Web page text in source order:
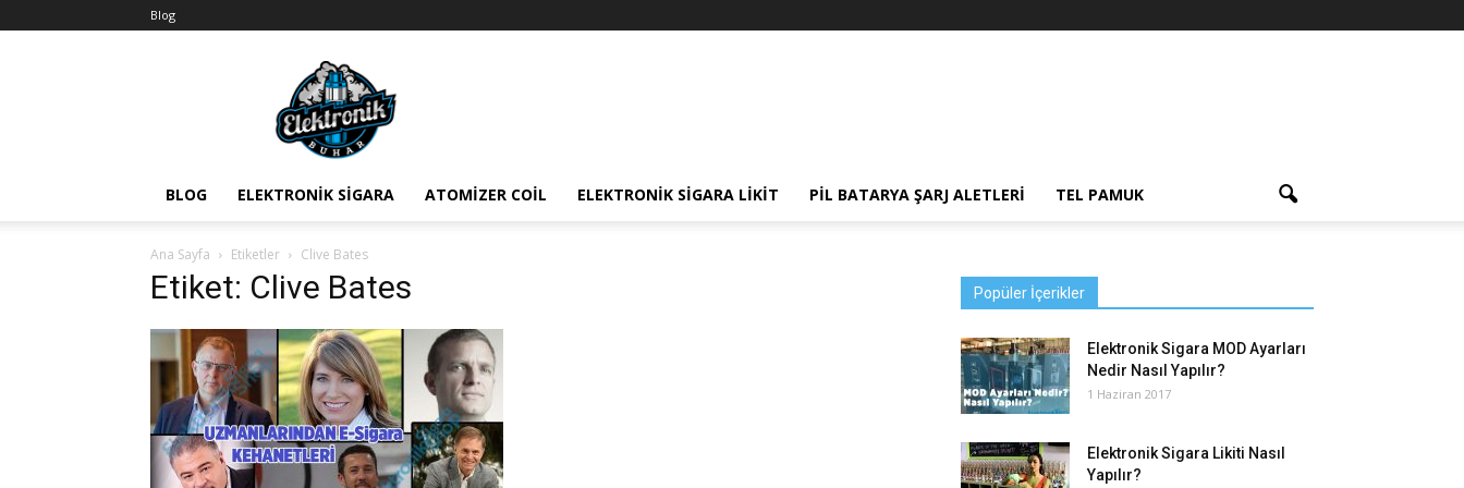
Blog
BLOG ELEKTRONIK SIGARA ATOMIZER COIL ELEKTRONIK SIGARA LIKIT PIL BATARYA ŞARJ ALETLERI TEL PAMUK
Ana Sayfa Etiketler Clive Bates
Etiket: Clive Bates Popüler İçerikler
Elektronik Sigara MOD Ayarları
Nedir Nasıl Yapılır?
1 Haziran 2017
Elektronik Sigara Likiti Nasıl
Yapılır?